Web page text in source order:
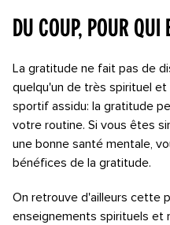
Du coup, pour
La gratitude ne fait pas de
quelqu'un de très spirituel
sportif assidu: la gratitude
votre routine. Si vous êtes
une bonne santé mentale,
bénéfices de la gratitude.
On retrouve d'ailleurs cette
enseignements spirituels et